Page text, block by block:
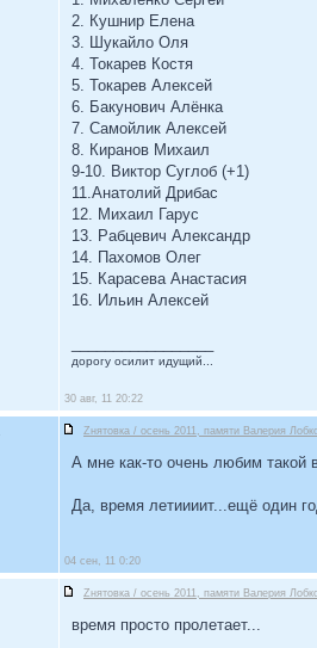
2. Кушнир Елена
3. Шукайло Оля
4. Токарев Костя
5. Токарев Алексей
6. Бакунович Алёнка
7. Самойлик Алексей
8. Киранов Михаил
9-10. Виктор Суглоб (+1)
11.Анатолий Дрибас
12. Михаил Гарус
13. Рабцевич Александр
14. Пахомов Олег
15. Карасева Анастасия
16. Ильин Алексей
дорогу осилит идущий...
30 авг, 11 20:22
Zнятовка / осень 2011, памяти Валерия
А мне как-то очень любим такой
Да, время летиииит...ещё один
04 сен, 11 0:20
Zнятовка / осень 2011, памяти Валерия
время просто пролетает...